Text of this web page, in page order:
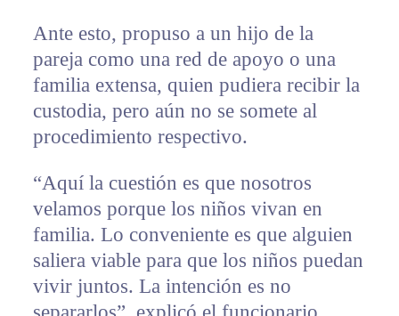
Ante esto, propuso a un hijo de la
pareja como una red de apoyo o una
familia extensa, quien pudiera recibir la
custodia, pero aún no se somete al
procedimiento respectivo.
“Aquí la cuestión es que nosotros
velamos porque los niños vivan en
familia. Lo conveniente es que alguien
saliera viable para que los niños puedan
vivir juntos. La intención es no